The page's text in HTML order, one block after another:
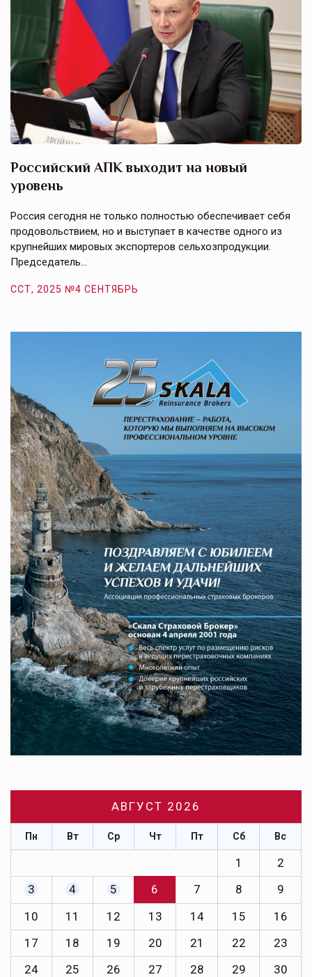
Российский АПК выходит на новый
уровень
Россия сегодня не только полностью обеспечивает себя
продовольствием, но и выступает в качестве одного из
крупнейших мировых экспортеров сельхозпродукции.
Председатель…
ССТ, 2025 №4 СЕНТЯБРЬ
АВГУСТ 2026
Пн Вт Ср Чт Пт Сб Вс
1
2
3
4 5 6 7 8
9
10
11 12 13 14 15
16
17
18 19 20 21 22
23
24
25 26 27 28 29
30